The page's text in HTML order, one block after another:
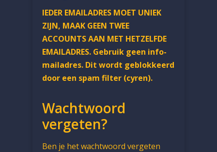
IEDER EMAILADRES MOET UNIEK
ZIJN, MAAK GEEN TWEE
ACCOUNTS AAN MET HETZELFDE
EMAILADRES. Gebruik geen info-
mailadres. Dit wordt geblokkeerd
door een spam filter (cyren).
Wachtwoord
vergeten?
Ben je het wachtwoord vergeten